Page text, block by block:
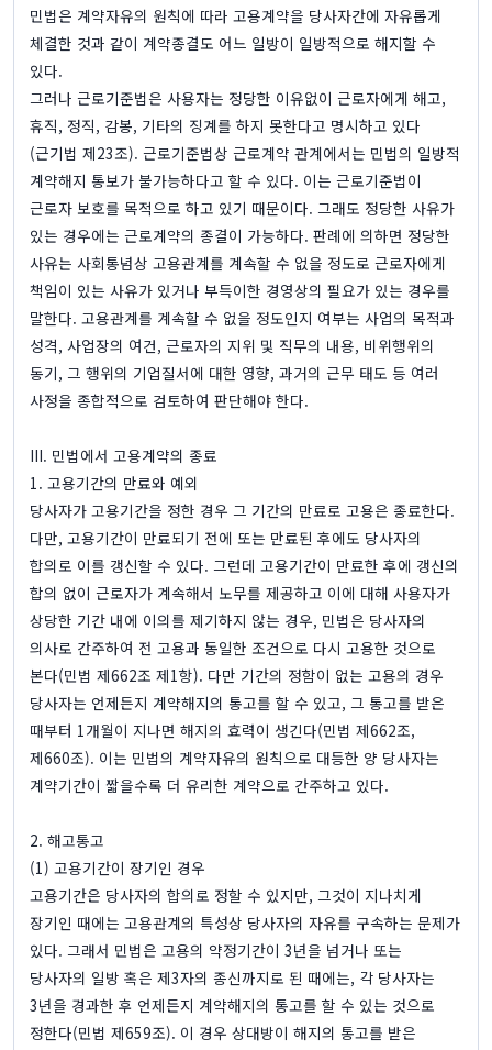
민법은 계약자유의 원칙에 따라 고용계약을 당사자간에 자유롭게
체결한 것과 같이 계약종결도 어느 일방이 일방적으로 해지할 수
있다.
그러나 근로기준법은 사용자는 정당한 이유없이 근로자에게 해고,
휴직, 정직, 감봉, 기타의 징계를 하지 못한다고 명시하고 있다
(근기법 제23조). 근로기준법상 근로계약 관계에서는 민법의 일방적
계약해지 통보가 불가능하다고 할 수 있다. 이는 근로기준법이
근로자 보호를 목적으로 하고 있기 때문이다. 그래도 정당한 사유가
있는 경우에는 근로계약의 종결이 가능하다. 판례에 의하면 정당한
사유는 사회통념상 고용관계를 계속할 수 없을 정도로 근로자에게
책임이 있는 사유가 있거나 부득이한 경영상의 필요가 있는 경우를
말한다. 고용관계를 계속할 수 없을 정도인지 여부는 사업의 목적과
성격, 사업장의 여건, 근로자의 지위 및 직무의 내용, 비위행위의
동기, 그 행위의 기업질서에 대한 영향, 과거의 근무 태도 등 여러
사정을 종합적으로 검토하여 판단해야 한다.
III. 민법에서 고용계약의 종료
1. 고용기간의 만료와 예외
당사자가 고용기간을 정한 경우 그 기간의 만료로 고용은 종료한다.
다만, 고용기간이 만료되기 전에 또는 만료된 후에도 당사자의
합의로 이를 갱신할 수 있다. 그런데 고용기간이 만료한 후에 갱신의
합의 없이 근로자가 계속해서 노무를 제공하고 이에 대해 사용자가
상당한 기간 내에 이의를 제기하지 않는 경우, 민법은 당사자의
의사로 간주하여 전 고용과 동일한 조건으로 다시 고용한 것으로
본다(민법 제662조 제1항). 다만 기간의 정함이 없는 고용의 경우
당사자는 언제든지 계약해지의 통고를 할 수 있고, 그 통고를 받은
때부터 1개월이 지나면 해지의 효력이 생긴다(민법 제662조,
제660조). 이는 민법의 계약자유의 원칙으로 대등한 양 당사자는
계약기간이 짧을수록 더 유리한 계약으로 간주하고 있다.
2. 해고통고
(1) 고용기간이 장기인 경우
고용기간은 당사자의 합의로 정할 수 있지만, 그것이 지나치게
장기인 때에는 고용관계의 특성상 당사자의 자유를 구속하는 문제가
있다. 그래서 민법은 고용의 약정기간이 3년을 넘거나 또는
당사자의 일방 혹은 제3자의 종신까지로 된 때에는, 각 당사자는
3년을 경과한 후 언제든지 계약해지의 통고를 할 수 있는 것으로
정한다(민법 제659조). 이 경우 상대방이 해지의 통고를 받은